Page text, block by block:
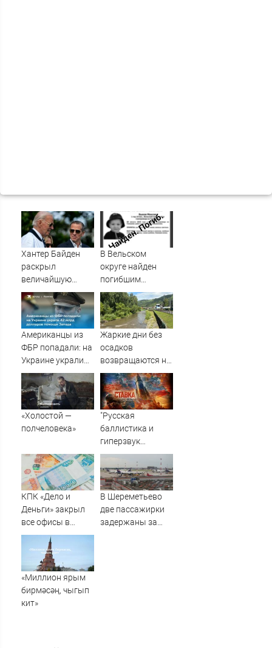
Хантер Байден
раскрыл
величайшую
ошибку своего
отца: бездействие
против Трампа
В Вельском
округе найден
погибшим
пропавший
полуторагодовалый
ребёнок
Американцы из
ФБР попадали: на
Украине украли
42 млрд долларов
помощи Запада
Жаркие дни без
осадков
возвращаются на
Алтай
«Холостой —
полчеловека»
"Русская
баллистика и
гиперзвук
нацелены на
Киев!": Для
разрушения
мостов через
КПК «Дело и
Деньги» закрыл
все офисы в
Кирове
В Шереметьево
две пассажирки
задержаны за
«Миллион ярым
бирмәсәң, чыгып
кит»